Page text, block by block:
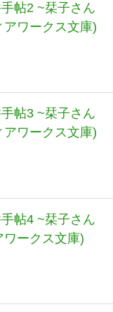
帖2 ~栞子さん
アワークス文庫)
帖3 ~栞子さん
アワークス文庫)
帖4 ~栞子さん
ワークス文庫)